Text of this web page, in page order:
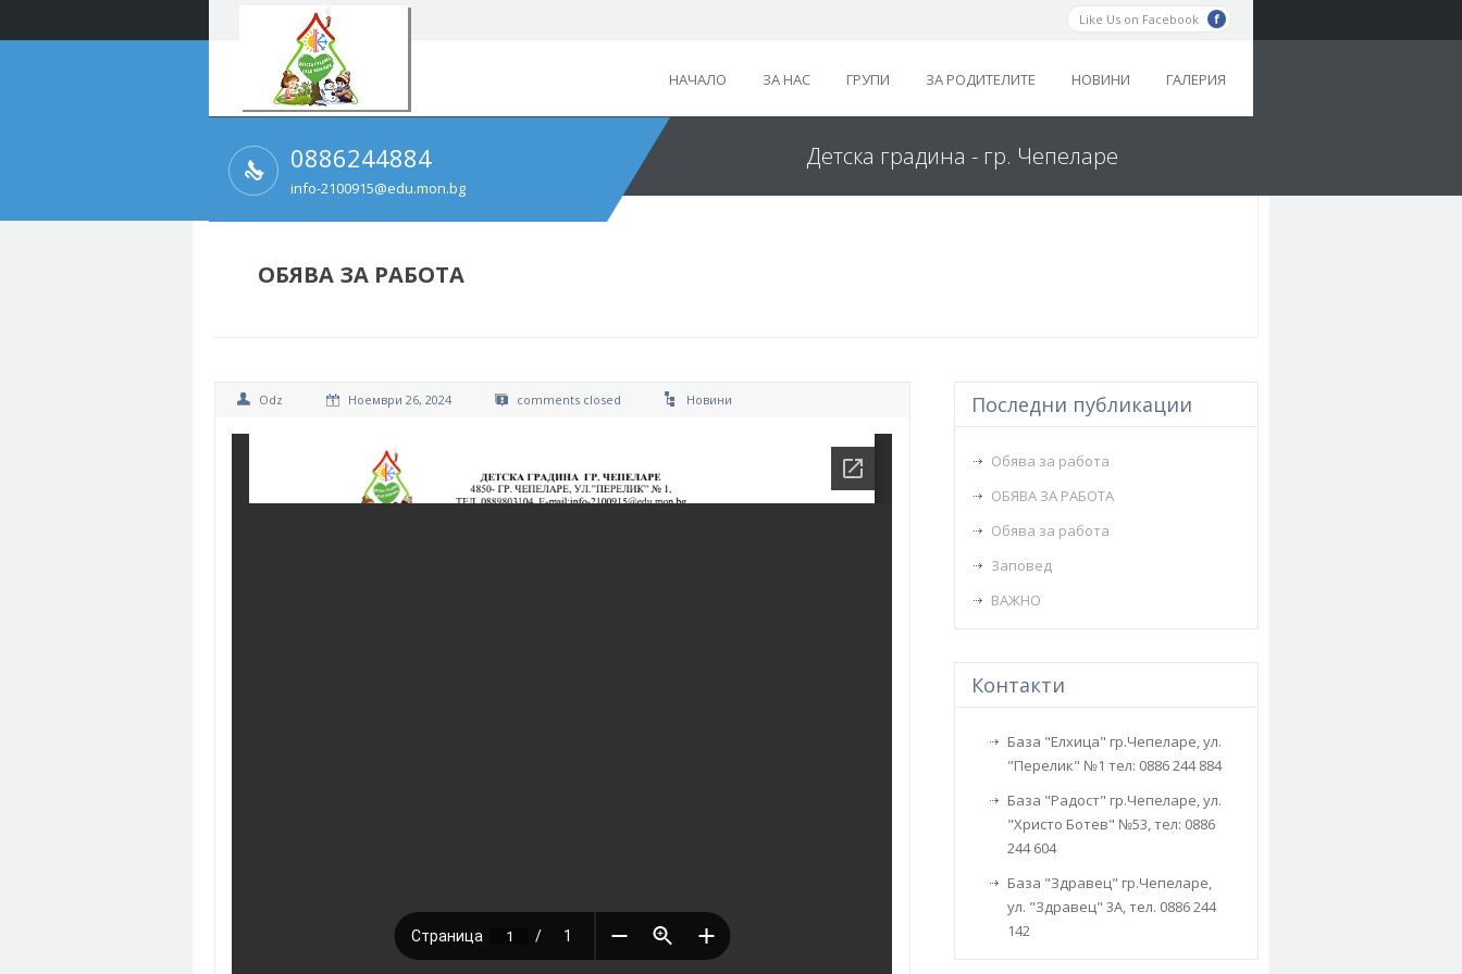
Like Us on Facebook
НАЧАЛО ЗА НАС ГРУПИ ЗА РОДИТЕЛИТЕ НОВИНИ ГАЛЕРИЯ
0886244884
info-2100915@edu.mon.bg
Детска градина - гр. Чепеларе
ОБЯВА ЗА РАБОТА
Odz Ноември 26, 2024 comments closed Новини Последни публикации
Обява за работа
ОБЯВА ЗА РАБОТА
Обява за работа
Заповед
ВАЖНО
Контакти
База "Елхица" гр.Чепеларе, ул.
"Перелик" №1 тел: 0886 244 884
База "Радост" гр.Чепеларе, ул.
"Христо Ботев" №53, тел: 0886
244 604
База "Здравец" гр.Чепеларе,
ул. "Здравец" 3А, тел. 0886 244
142